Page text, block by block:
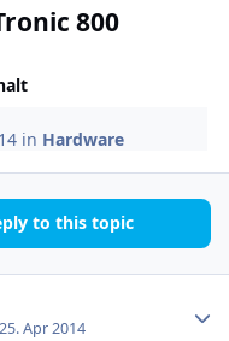
800
in Hardware
to this topic
25. Apr 2014